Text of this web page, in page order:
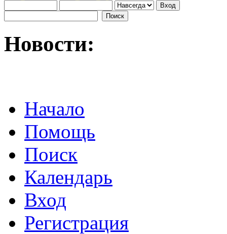
Новости:
Начало
Помощь
Поиск
Календарь
Вход
Регистрация